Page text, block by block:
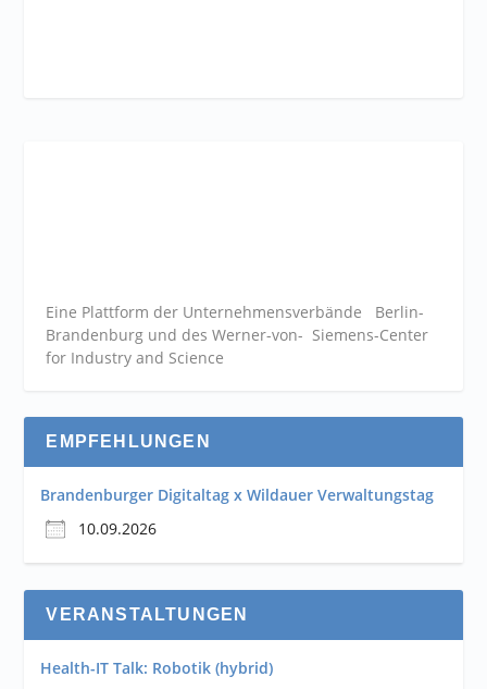
Eine Plattform der Unternehmensverbände Berlin-
Brandenburg und des Werner-von- Siemens-Center
for Industry and Science
EMPFEHLUNGEN
Brandenburger Digitaltag x Wildauer Verwaltungstag
10.09.2026
VERANSTALTUNGEN
Health-IT Talk: Robotik (hybrid)